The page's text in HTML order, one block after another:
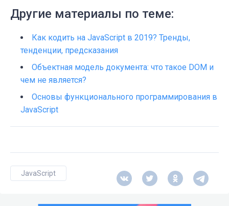
Другие материалы по теме:
Как кодить на JavaScript в 2019? Тренды,
тенденции, предсказания
Объектная модель документа: что такое DOM и
чем не является?
Основы функционального программирования в
JavaScript
JavaScript